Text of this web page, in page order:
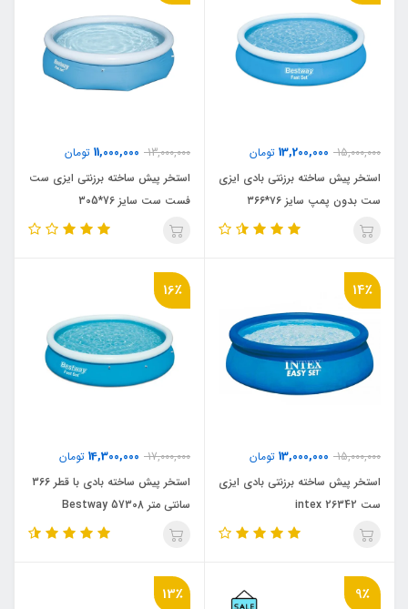
15,000,000
13,200,000 تومان
استخر پیش ساخته برزنتی بادی ایزی
ست بدون پمپ سایز ۷۶*۳۶۶
13,000,000
11,000,000 تومان
استخر پیش ساخته برزنتی ایزی ست
فست ست سایز 76*305
14٪
15,000,000
13,000,000 تومان
استخر پیش ساخته برزنتی بادی ایزی
ست intex 26342
16٪
17,000,000
14,300,000 تومان
استخر پیش ساخته بادی با قطر 366
سانتی متر Bestway 57308
9٪ 13٪